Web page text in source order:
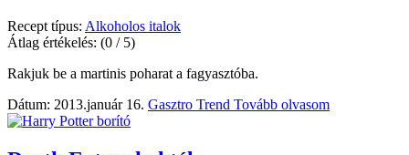
Recept típus: Alkoholos italok
Átlag értékelés: (0 / 5)
Rakjuk be a martinis poharat a fagyasztóba.
Dátum: 2013.január 16. Gasztro Trend Tovább olvasom